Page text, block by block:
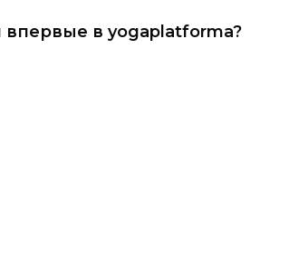
в yogaplatforma?